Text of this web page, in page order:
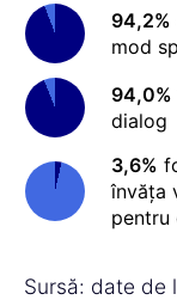
94,2%
mod
94,0%
dialog
3,6%
învăța
pentru
Sursă: date de